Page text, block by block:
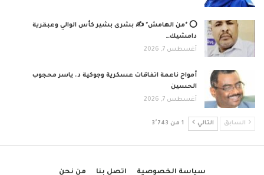
⭕ *من الهامش* ✍️ بشرى بشير كأس الوالي وعبقرية
دامشيك…
أغسطس 7, 2026
أمواج ناعمة اتفاقات عسكرية وجوكية د. ياسر محجوب
الحسين
أغسطس 7, 2026
السابق التالي 1 من 3٬743
سياسة الخصوصية اتصل بنا من نحن